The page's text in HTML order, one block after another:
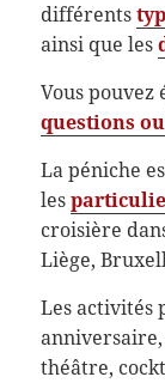
différents
ainsi que les
Vous
questions
La péniche
les
croisière
Liège,
Les activités
théâtre,